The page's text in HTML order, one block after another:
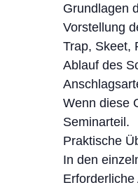
Grundlagen
Vorstellung
Trap, Skeet,
Ablauf des
Wenn diese
Seminarteil.
Praktische
In den
Erforderliche